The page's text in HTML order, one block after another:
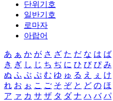
단위기호
일반기호
로마자
아랍어
あ ぁ か が さ ざ た だ な は ば
き ぎ し じ ち ぢ に ひ び ぴ み
ぬ ふ ぶ ぷ む ゆ ゅ る え ぇ け
れ お ぉ こ ご そ ぞ と ど の ほ
ア ァ カ サ ザ タ ダ ナ ハ バ パ